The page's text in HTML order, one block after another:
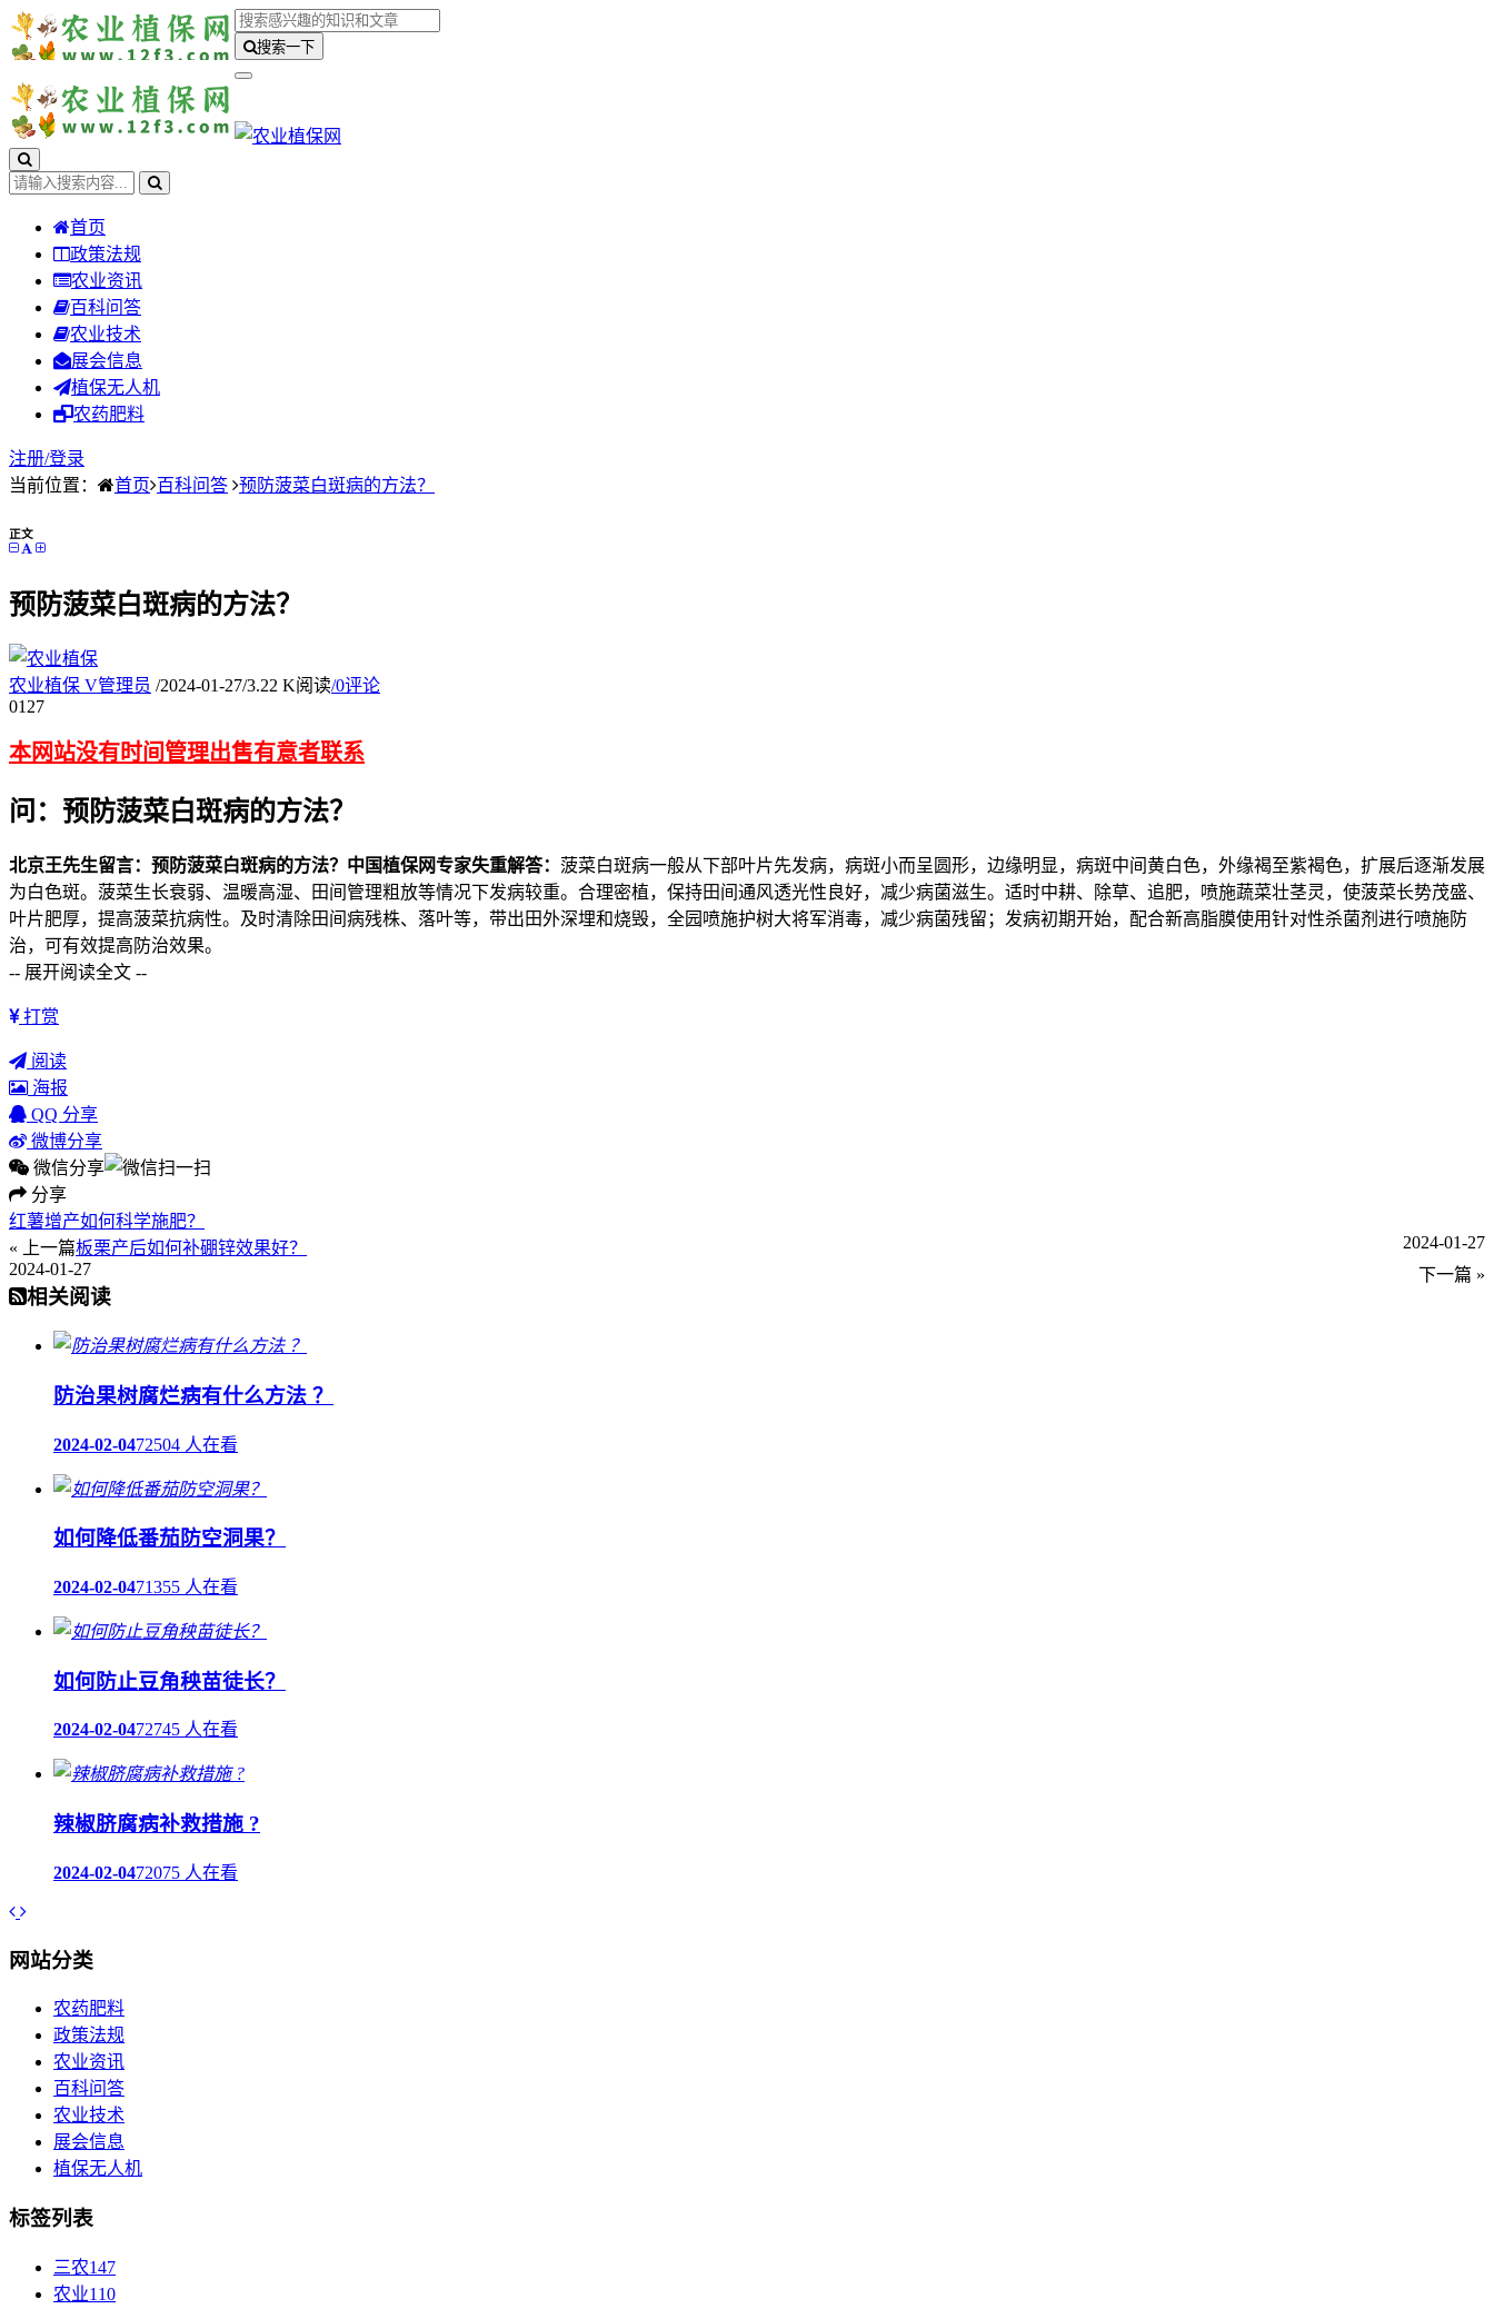
搜索一下
首页
政策法规
农业资讯
百科问答
农业技术
展会信息
植保无人机
农药肥料
注册/登录
当前位置：
首页 百科问答 预防菠菜白斑病的方法？
正文
预防菠菜白斑病的方法？
农业植保 V管理员 /2024-01-27/3.22 K阅读/0评论
01 27
本网站没有时间管理出售有意者联系
问：预防菠菜白斑病的方法？
北京王先生留言：预防菠菜白斑病的方法？ 中国植保网专家失重解答： 菠菜白斑病一般从下部叶片先发病，病斑小而呈圆形，边缘明显，病斑中间黄白色，外缘褐至紫褐色，扩展后逐渐发展
为白色斑。菠菜生长衰弱、温暖高湿、田间管理粗放等情况下发病较重。 合理密植，保持田间通风透光性良好，减少病菌滋生。适时中耕、除草、追肥，喷施蔬菜壮茎灵，使菠菜长势茂盛、
叶片肥厚，提高菠菜抗病性。及时清除田间病残株、落叶等，带出田外深埋和烧毁，全园喷施护树大将军消毒，减少病菌残留；发病初期开始，配合新高脂膜使用针对性杀菌剂进行喷施防
治，可有效提高防治效果。
-- 展开阅读全文 --
打赏
阅读
海报
QQ 分享
微博分享
微信分享
分享
红薯增产如何科学施肥？
« 上一篇
2024-01-27
板栗产后如何补硼锌效果好？
下一篇 »
2024-01-27
相关阅读
防治果树腐烂病有什么方法 ？
2024-02-0472504 人在看
如何降低番茄防空洞果？
2024-02-0471355 人在看
如何防止豆角秧苗徒长？
2024-02-0472745 人在看
辣椒脐腐病补救措施 ?
2024-02-0472075 人在看
网站分类
农药肥料
政策法规
农业资讯
百科问答
农业技术
展会信息
植保无人机
标签列表
三农147
农业110